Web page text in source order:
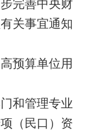
完善中央财
关事宜通知
预算单位用
和管理专业
（民口）资